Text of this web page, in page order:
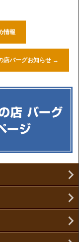
情報
店バーグお知らせ →